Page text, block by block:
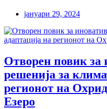
јануари 29, 2024
Отворен повик за
решенија за
регионот на
Езеро